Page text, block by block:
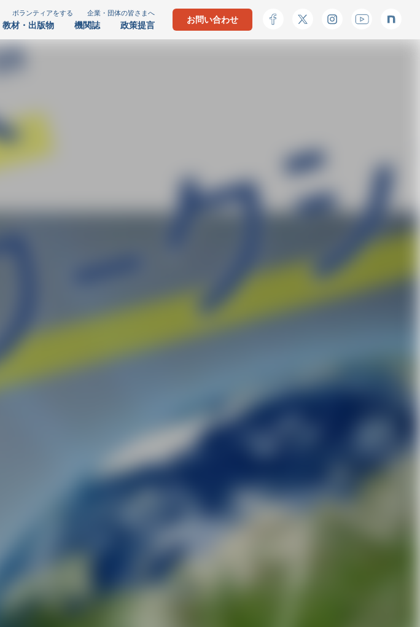
ボランティアをする 企業・団体の皆さまへ
教材・出版物 機関誌 政策提言
お問い合わせ